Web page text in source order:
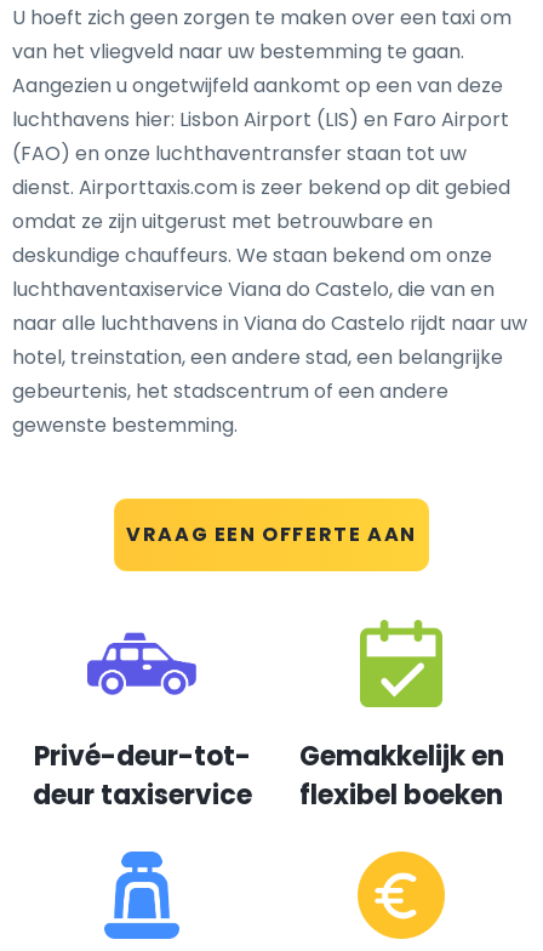
VRAAG EEN OFFERTE AAN
U hoeft zich geen zorgen te maken over een taxi om
van het vliegveld naar uw bestemming te gaan.
Aangezien u ongetwijfeld aankomt op een van deze
luchthavens hier: Lisbon Airport (LIS) en Faro Airport
(FAO) en onze luchthaventransfer staan tot uw
dienst. Airporttaxis.com is zeer bekend op dit gebied
omdat ze zijn uitgerust met betrouwbare en
deskundige chauffeurs. We staan bekend om onze
luchthaventaxiservice Viana do Castelo, die van en
naar alle luchthavens in Viana do Castelo rijdt naar uw
hotel, treinstation, een andere stad, een belangrijke
gebeurtenis, het stadscentrum of een andere
gewenste bestemming.
Privé-deur-tot-
deur taxiservice
Gemakkelijk en
flexibel boeken